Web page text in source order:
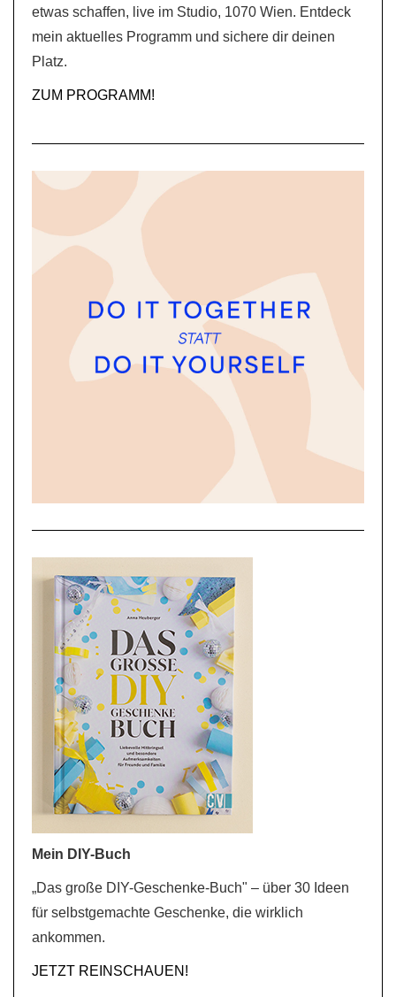
etwas schaffen, live im Studio, 1070 Wien. Entdeck
mein aktuelles Programm und sichere dir deinen
Platz.
ZUM PROGRAMM!
Mein DIY-Buch
„Das große DIY-Geschenke-Buch" – über 30 Ideen
für selbstgemachte Geschenke, die wirklich
ankommen.
JETZT REINSCHAUEN!